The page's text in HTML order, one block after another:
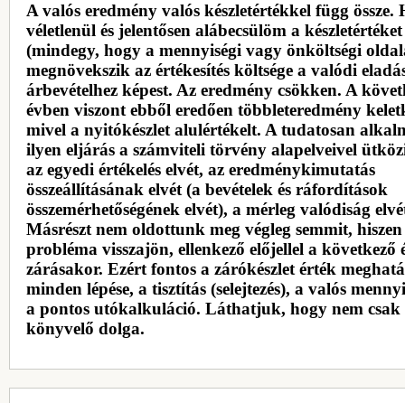
A valós eredmény valós készletértékkel függ össze.
véletlenül és jelentősen alábecsülöm a készletértéket
(mindegy, hogy a mennyiségi vagy önköltségi
megnövekszik az értékesítés költsége a valódi
árbevételhez képest. Az eredmény csökken. A
évben viszont ebből eredően többleteredmény
mivel a nyitókészlet alulértékelt. A tudatosan
ilyen eljárás a számviteli törvény alapelveivel
az egyedi értékelés elvét, az eredménykimutatás
összeállításának elvét (a bevételek és ráfordítások
összemérhetőségének elvét), a mérleg valódiság
Másrészt nem oldottunk meg végleg semmit,
probléma visszajön, ellenkező előjellel a következő
zárásakor. Ezért fontos a zárókészlet érték
minden lépése, a tisztítás (selejtezés), a valós
a pontos utókalkuláció. Láthatjuk, hogy nem csak
könyvelő dolga.